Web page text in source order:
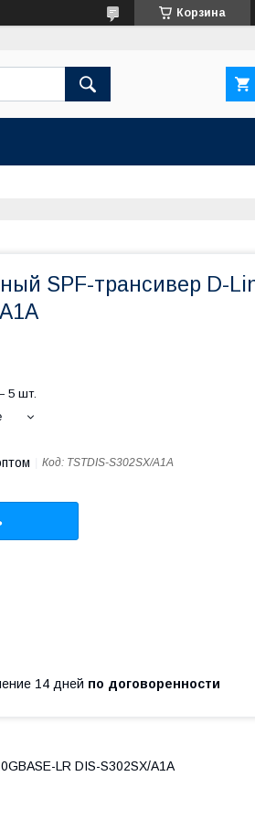
Корзина
SPF-трансивер D-
5 шт.
Код: TSTDIS-S302SX/A1A
14 дней по договоренности
LR DIS-S302SX/A1A